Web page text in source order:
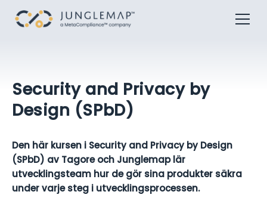
Security and Privacy by
Design (SPbD)
Den här kursen i Security and Privacy by Design
(SPbD) av Tagore och Junglemap lär
utvecklingsteam hur de gör sina produkter säkra
under varje steg i utvecklingsprocessen.